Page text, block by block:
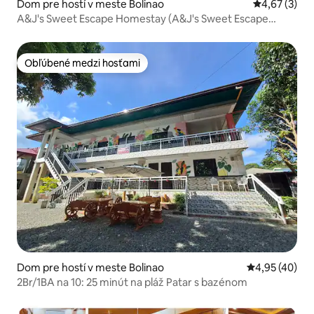
Dom pre hostí v meste Bolinao Priemerné
4,67 (3)
A&J's Sweet Escape Homestay (A&J's Sweet Escape
Obľúbené medzi hosťami
Obľúbené medzi hosťami
Dom pre hostí v meste Bolinao Priemerné
4,95 (40)
2Br/1BA na 10: 25 minút na pláž Patar s bazénom